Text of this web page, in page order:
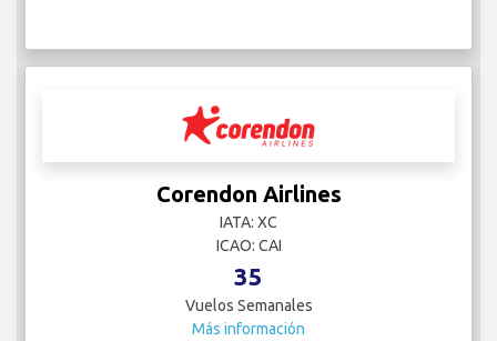
Corendon Airlines
IATA: XC
ICAO: CAI
35
Vuelos Semanales
Más información